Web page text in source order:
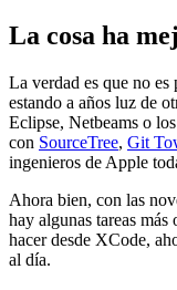
La cosa ha
La verdad es que no es
estando a años luz de
Eclipse, Netbeams o
con SourceTree, Git
ingenieros de Apple
Ahora bien, con las
hay algunas tareas más
hacer desde XCode,
al día.